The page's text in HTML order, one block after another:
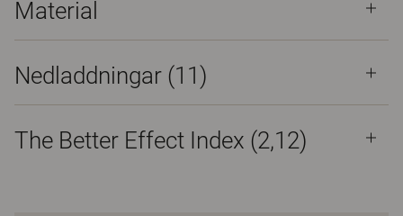
Material
Nedladdningar (11 )
The Better Effect Index (2,12)